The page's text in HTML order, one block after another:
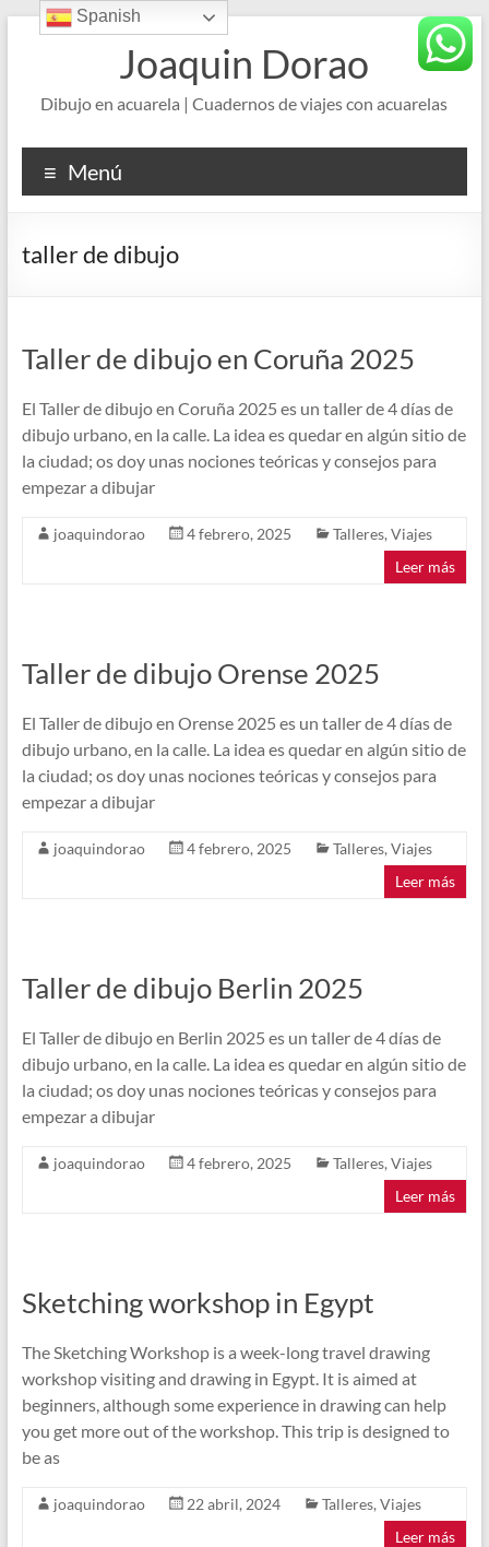
Saltar
Joaquin Dorao
Dibujo en acuarela | Cuadernos de viajes con acuarelas
Menú
taller de dibujo
Taller de dibujo en Coruña 2025
El Taller de dibujo en Coruña 2025 es un taller de 4 días de
dibujo urbano, en la calle. La idea es quedar en algún sitio de
la ciudad; os doy unas nociones teóricas y consejos para
empezar a dibujar
joaquindorao 4 febrero, 2025 Talleres, Viajes
Leer más
Taller de dibujo Orense 2025
El Taller de dibujo en Orense 2025 es un taller de 4 días de
dibujo urbano, en la calle. La idea es quedar en algún sitio de
la ciudad; os doy unas nociones teóricas y consejos para
empezar a dibujar
joaquindorao 4 febrero, 2025 Talleres, Viajes
Leer más
Taller de dibujo Berlin 2025
El Taller de dibujo en Berlin 2025 es un taller de 4 días de
dibujo urbano, en la calle. La idea es quedar en algún sitio de
la ciudad; os doy unas nociones teóricas y consejos para
empezar a dibujar
joaquindorao 4 febrero, 2025 Talleres, Viajes
Leer más
Sketching workshop in Egypt
The Sketching Workshop is a week-long travel drawing
workshop visiting and drawing in Egypt. It is aimed at
beginners, although some experience in drawing can help
you get more out of the workshop. This trip is designed to
be as
joaquindorao 22 abril, 2024 Talleres, Viajes
Leer más
Spanish